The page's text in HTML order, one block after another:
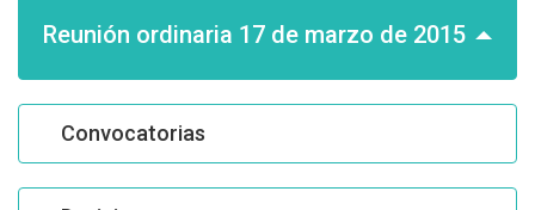
Reunión ordinaria 17 de marzo de 2015
Convocatorias